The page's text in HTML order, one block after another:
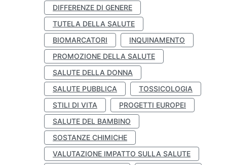
DIFFERENZE DI GENERE
TUTELA DELLA SALUTE
BIOMARCATORI
INQUINAMENTO
PROMOZIONE DELLA SALUTE
SALUTE DELLA DONNA
SALUTE PUBBLICA
TOSSICOLOGIA
STILI DI VITA
PROGETTI EUROPEI
SALUTE DEL BAMBINO
SOSTANZE CHIMICHE
VALUTAZIONE IMPATTO SULLA SALUTE